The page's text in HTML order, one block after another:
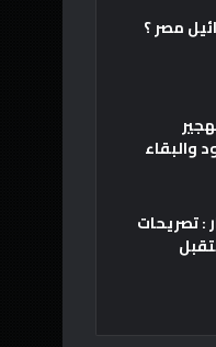
مصر ؟
والبقاء
: تصريحات